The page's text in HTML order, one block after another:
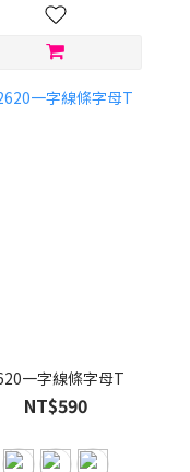
一字線條字母T
NT$590